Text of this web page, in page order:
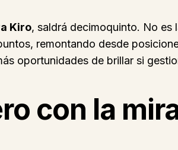
Kiro, saldrá decimoquinto. No es
remontando desde
oportunidades de brillar si
con la